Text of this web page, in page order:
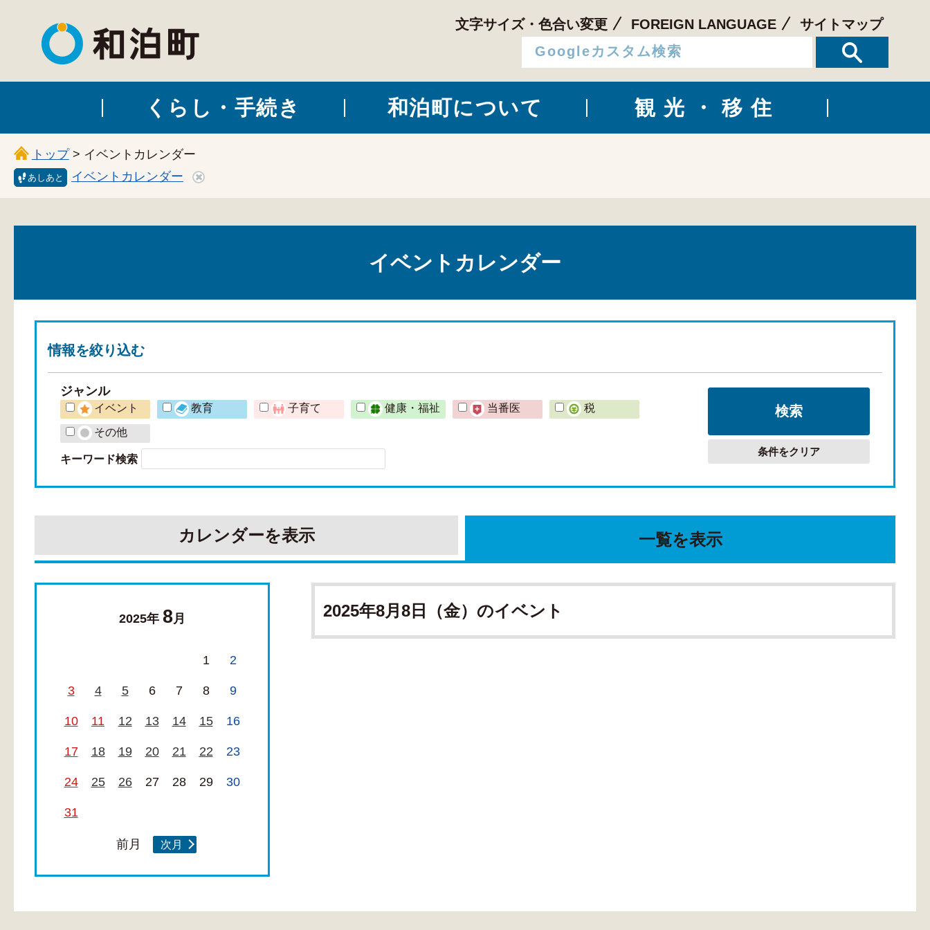
和泊町
文字サイズ・色合い変更 FOREIGN LANGUAGE サイトマップ
くらし・手続き 和泊町について 観光・移住
トップ> イベントカレンダー
あしあと イベントカレンダー
イベントカレンダー
情報を絞り込む
ジャンル
イベント 教育 子育て 健康・福祉 当番医
税
その他
キーワード検索
条件をクリア
カレンダーを表示 一覧を表示
2025年 8月
1 2
3 4 5 6 7 8 9
10 11 12 13 14 15 16
17 18 19 20 21 22 23
24 25 26 27 28 29 30
31
前月 次月
2025年8月8日（金）のイベント